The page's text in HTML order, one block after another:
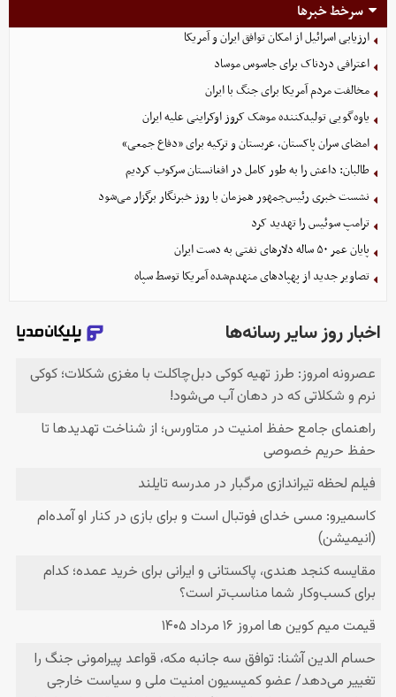
سرخط خبرها
ارزیابی اسرائیل از امکان توافق ایران و آمریکا
اعترافی دردناک برای جاسوس موساد
مخالفت مردم آمریکا برای جنگ با ایران
یاوه‌گویی تولیدکننده موشک کروز اوکراینی علیه ایران
امضای سران پاکستان، عربستان و ترکیه برای «دفاع جمعی»
طالبان: داعش را به طور کامل در افغانستان سرکوب کردیم
نشست خبری رئیس‌جمهور همزمان با روز خبرنگار برگزار می‌شود
ترامپ سوئیس را تهدید کرد
پایان عمر ۵۰ ساله دلارهای نفتی به دست ایران
تصاویر جدید از پهپادهای منهدم‌شده آمریکا توسط سپاه